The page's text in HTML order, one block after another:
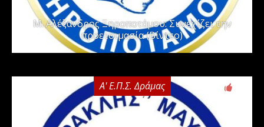
Μ. Αλέξανδρος Ξηροποτάμου: Συνεχίζει την
προετοιμασία (Βίντεο)
Α' Ε.Π.Σ. Δράμας